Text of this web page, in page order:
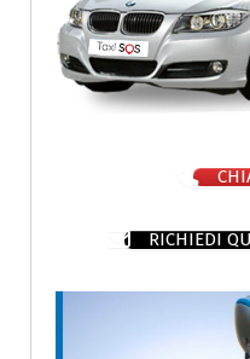
RICHIEDI